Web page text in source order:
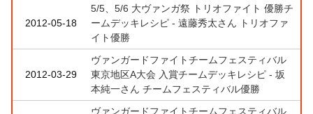
2012-05-18
5/5、5/6 大ヴァンガ祭 トリオファイト 優勝チ
ームデッキレシピ - 遠藤秀太さん トリオファ
イト優勝
2012-03-29
ヴァンガードファイトチームフェスティバル
東京地区A大会 入賞チームデッキレシピ - 坂
本純一さん チームフェスティバル優勝
ヴァンガードファイトチームフェスティバル